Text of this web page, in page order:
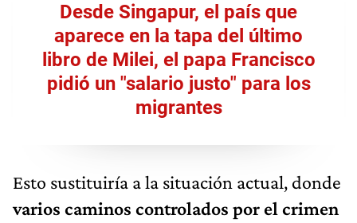
Desde Singapur, el país que
aparece en la tapa del último
libro de Milei, el papa Francisco
pidió un "salario justo" para los
migrantes
Esto sustituiría a la situación actual, donde
varios caminos controlados por el crimen